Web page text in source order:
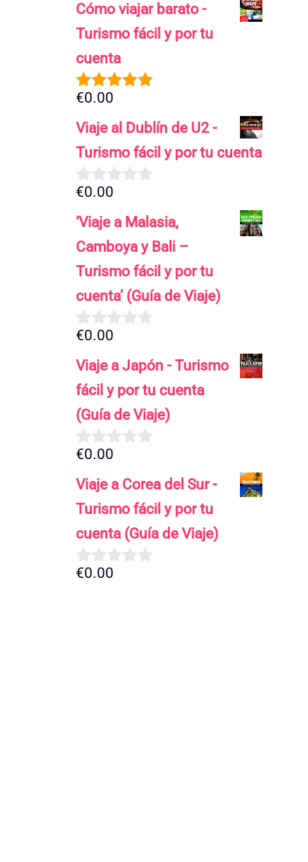
Cómo viajar barato -
Turismo fácil y por tu
cuenta
5.00de 5
€0.00
Viaje al Dublín de U2 -
Turismo fácil y por tu cuenta
0
e
5
€0.00
‘Viaje a Malasia,
Camboya y Bali –
Turismo fácil y por tu
cuenta’ (Guía de Viaje)
0
e
5
€0.00
Viaje a Japón - Turismo
fácil y por tu cuenta
(Guía de Viaje)
0
e
5
€0.00
Viaje a Corea del Sur -
Turismo fácil y por tu
cuenta (Guía de Viaje)
0
€0.00